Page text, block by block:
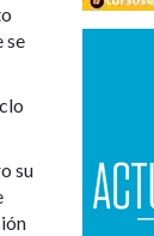
se
su